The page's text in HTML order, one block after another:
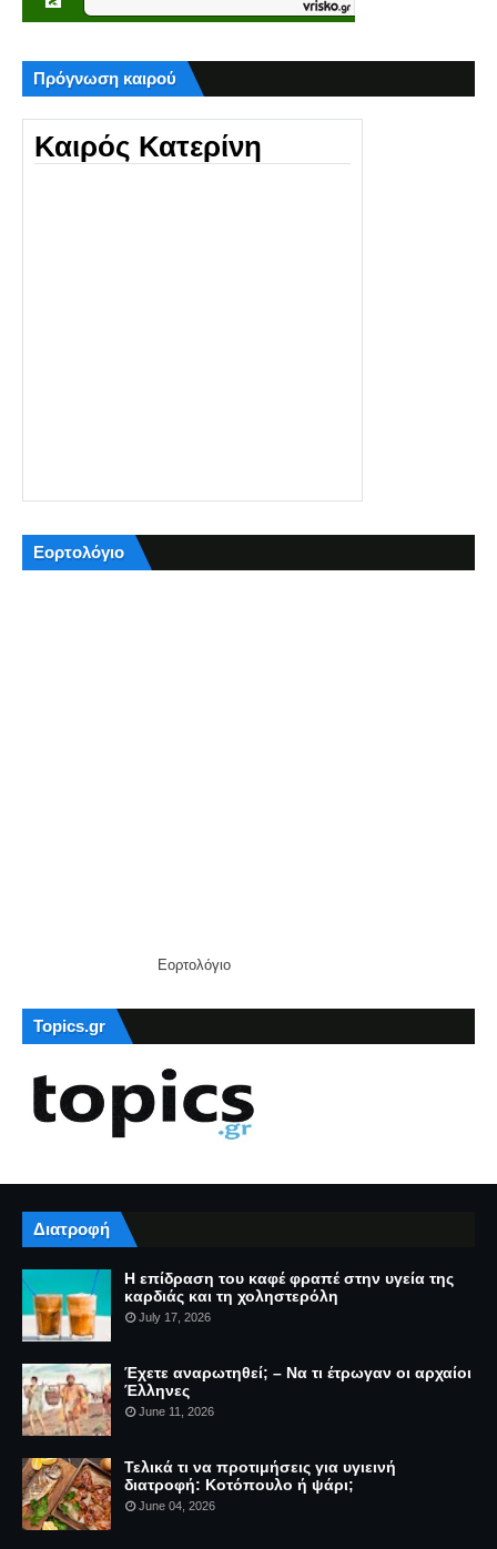
Πρόγνωση καιρού
Καιρός Κατερίνη
Εορτολόγιο
Εορτολόγιο
Topics.gr
Διατροφή
Η επίδραση του καφέ φραπέ στην υγεία της
καρδιάς και τη χοληστερόλη
July 17, 2026
Έχετε αναρωτηθεί; – Να τι έτρωγαν οι αρχαίοι
Έλληνες
June 11, 2026
Τελικά τι να προτιμήσεις για υγιεινή
διατροφή: Κοτόπουλο ή ψάρι;
June 04, 2026